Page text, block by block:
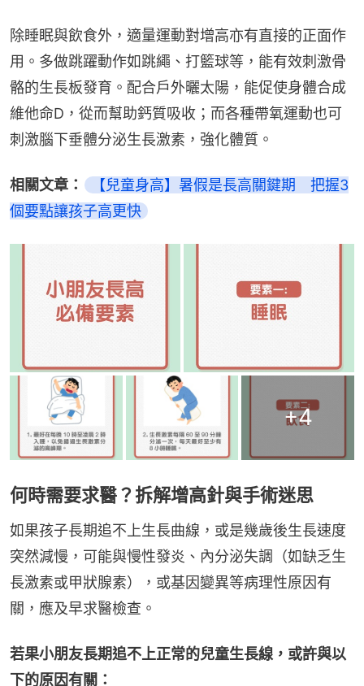
除睡眠與飲食外，適量運動對增高亦有直接的正面作
用。多做跳躍動作如跳繩、打籃球等，能有效刺激骨
骼的生長板發育。配合戶外曬太陽，能促使身體合成
維他命D，從而幫助鈣質吸收；而各種帶氧運動也可
刺激腦下垂體分泌生長激素，強化體質。
相關文章：
【兒童身高】暑假是長高關鍵期　把握3
個要點讓孩子高更快
+4
何時需要求醫？拆解增高針與手術迷思
如果孩子長期追不上生長曲線，或是幾歲後生長速度
突然減慢，可能與慢性發炎、內分泌失調（如缺乏生
長激素或甲狀腺素），或基因變異等病理性原因有
關，應及早求醫檢查。
若果小朋友長期追不上正常的兒童生長線，或許與以
下的原因有關：